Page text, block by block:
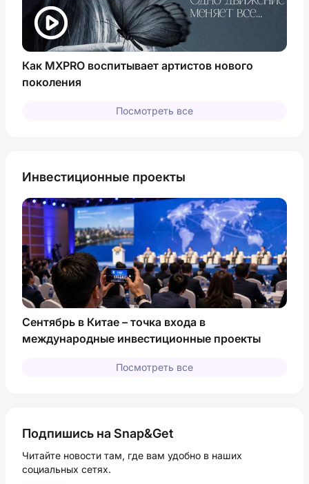
Как MXPRO воспитывает артистов нового
поколения
Посмотреть все
Инвестиционные проекты
Сентябрь в Китае – точка входа в
международные инвестиционные проекты
Посмотреть все
Подпишись на Snap&Get
Читайте новости там, где вам удобно в наших
социальных сетях.